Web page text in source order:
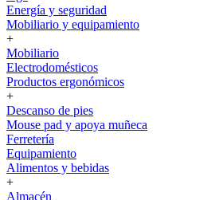
Energía y seguridad
Mobiliario y equipamiento
+
Mobiliario
Electrodomésticos
Productos ergonómicos
+
Descanso de pies
Mouse pad y apoya muñeca
Ferretería
Equipamiento
Alimentos y bebidas
+
Almacén